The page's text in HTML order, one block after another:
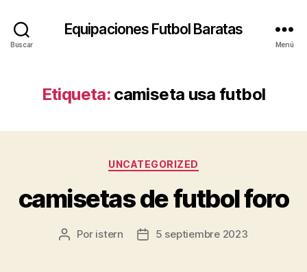
Buscar
Equipaciones Futbol Baratas
Menú
Etiqueta: camiseta usa futbol
Categorías
UNCATEGORIZED
camisetas de futbol foro
Autor
Por istern
Fecha5 septiembre 2023